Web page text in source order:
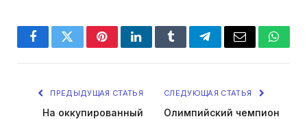
FacebookTwitterPinterestLinkedInTumblrTelegramEmail
ПРЕДЫДУЩАЯ СТАТЬЯ
На оккупированный
СЛЕДУЮЩАЯ СТАТЬЯ
Олимпийский чемпион